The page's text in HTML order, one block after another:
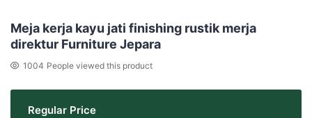
Meja kerja kayu jati finishing rustik merja
direktur Furniture Jepara
1004 People viewed this product
Regular Price